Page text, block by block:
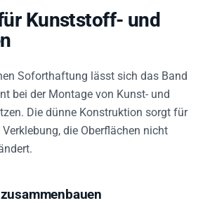
Kunststoff- und
Soforthaftung lässt sich das Band
bei der Montage von Kunst- und
Die dünne Konstruktion sorgt für
die Oberflächen nicht